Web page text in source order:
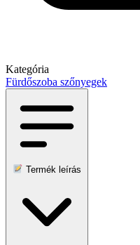
Kategória
Fürdőszoba szőnyegek
Termék leírás